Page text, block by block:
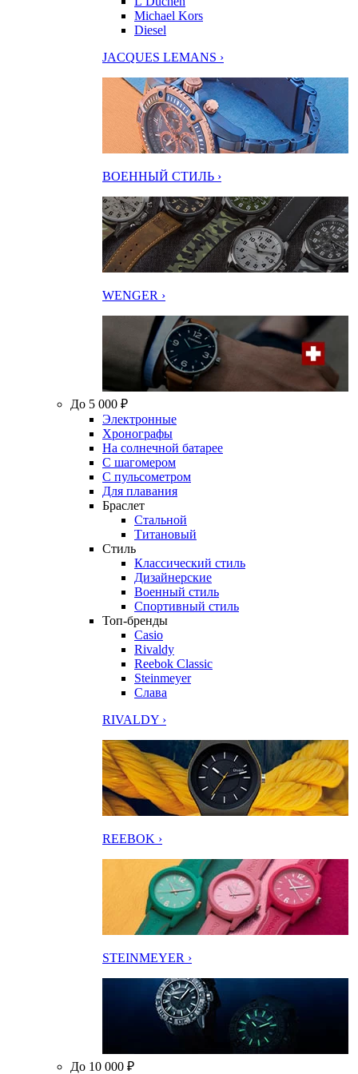
Michael Kors
Diesel
JACQUES LEMANS ›
ВОЕННЫЙ СТИЛЬ ›
WENGER ›
До 5 000 ₽
Электронные
Хронографы
На солнечной батарее
С шагомером
С пульсометром
Для плавания
Браслет
Стальной
Титановый
Стиль
Классический стиль
Дизайнерские
Военный стиль
Спортивный стиль
Топ-бренды
Casio
Rivaldy
Reebok Classic
Steinmeyer
Слава
RIVALDY ›
REEBOK ›
STEINMEYER ›
До 10 000 ₽